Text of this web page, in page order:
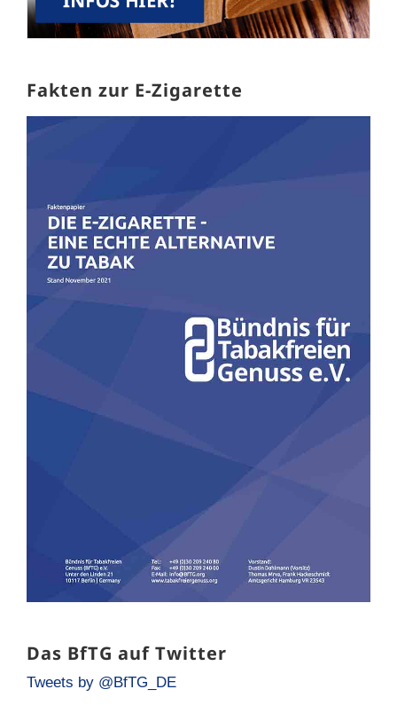
Fakten zur E-Zigarette
Das BfTG auf Twitter
Tweets by @BfTG_DE